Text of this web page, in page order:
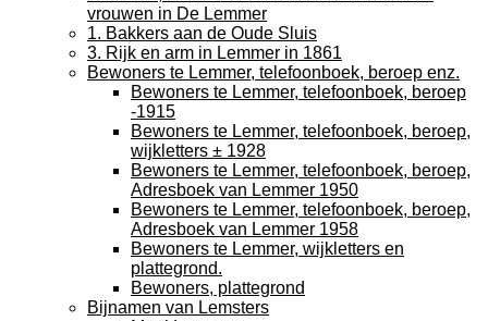
vrouwen in De Lemmer
1. Bakkers aan de Oude Sluis
3. Rijk en arm in Lemmer in 1861
Bewoners te Lemmer, telefoonboek, beroep enz.
Bewoners te Lemmer, telefoonboek, beroep
-1915
Bewoners te Lemmer, telefoonboek, beroep,
wijkletters ± 1928
Bewoners te Lemmer, telefoonboek, beroep,
Adresboek van Lemmer 1950
Bewoners te Lemmer, telefoonboek, beroep,
Adresboek van Lemmer 1958
Bewoners te Lemmer, wijkletters en
plattegrond.
Bewoners, plattegrond
Bijnamen van Lemsters